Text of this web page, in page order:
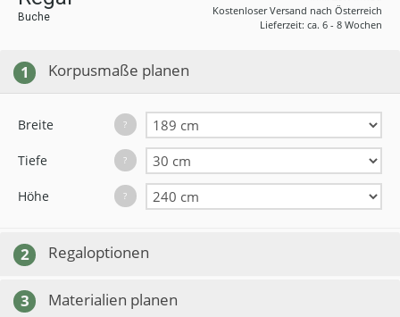
Buche
Kostenloser Versand nach Österreich
Lieferzeit: ca. 6 - 8 Wochen
1 Korpusmaße planen
Breite ?
Tiefe ?
Höhe ?
2 Regaloptionen
3 Materialien planen